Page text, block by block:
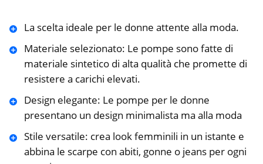
La scelta ideale per le donne attente alla moda.
Materiale selezionato: Le pompe sono fatte di
materiale sintetico di alta qualità che promette di
resistere a carichi elevati.
Design elegante: Le pompe per le donne
presentano un design minimalista ma alla moda
Stile versatile: crea look femminili in un istante e
abbina le scarpe con abiti, gonne o jeans per ogni